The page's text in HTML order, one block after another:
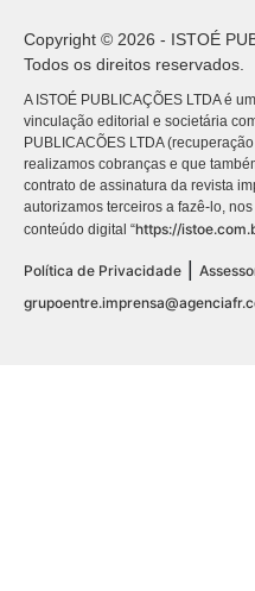
Copyright © 2026 - ISTOÉ
Todos os direitos reservados.
A ISTOÉ PUBLICAÇÕES LTDA é
vinculação editorial e societária
PUBLICACÕES LTDA
realizamos cobranças e que
contrato de assinatura da revista
autorizamos terceiros a fazê-lo,
conteúdo digital “https://
Política de Privacidade |